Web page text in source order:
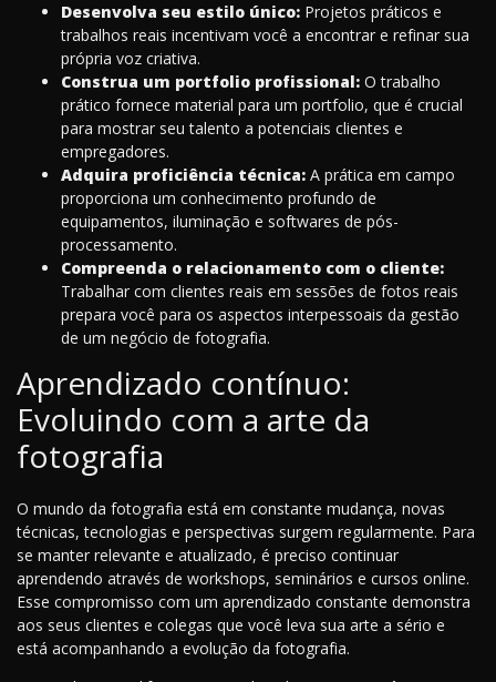
Desenvolva seu estilo único: Projetos práticos e
trabalhos reais incentivam você a encontrar e refinar sua
própria voz criativa.
Construa um portfolio profissional: O trabalho
prático fornece material para um portfolio, que é crucial
para mostrar seu talento a potenciais clientes e
empregadores.
Adquira proficiência técnica: A prática em campo
proporciona um conhecimento profundo de
equipamentos, iluminação e softwares de pós-
processamento.
Compreenda o relacionamento com o cliente:
Trabalhar com clientes reais em sessões de fotos reais
prepara você para os aspectos interpessoais da gestão
de um negócio de fotografia.
Aprendizado contínuo:
Evoluindo com a arte da
fotografia
O mundo da fotografia está em constante mudança, novas
técnicas, tecnologias e perspectivas surgem regularmente. Para
se manter relevante e atualizado, é preciso continuar
aprendendo através de workshops, seminários e cursos online.
Esse compromisso com um aprendizado constante demonstra
aos seus clientes e colegas que você leva sua arte a sério e
está acompanhando a evolução da fotografia.